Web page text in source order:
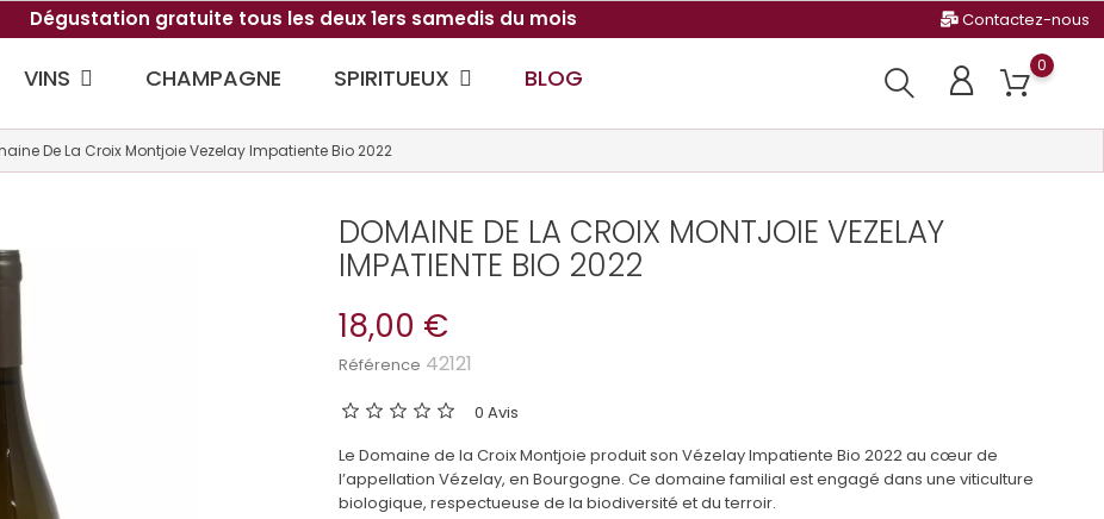
Dégustation gratuite tous les deux 1ers samedis du mois Contactez-nous
VINS CHAMPAGNE SPIRITUEUX BLOG 0
De La Croix Montjoie Vezelay Impatiente Bio 2022
DOMAINE DE LA CROIX MONTJOIE VEZELAY
IMPATIENTE BIO 2022
18,00 €
Référence 42121
0 Avis
Le Domaine de la Croix Montjoie produit son Vézelay Impatiente Bio 2022 au cœur de
l’appellation Vézelay, en Bourgogne. Ce domaine familial est engagé dans une viticulture
biologique, respectueuse de la biodiversité et du terroir.